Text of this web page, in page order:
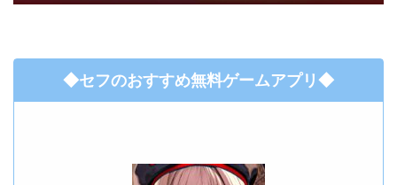
◆セフのおすすめ無料ゲームアプリ◆